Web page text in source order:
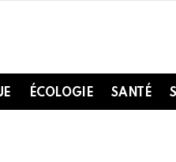
ÉCOLOGIE SANTÉ